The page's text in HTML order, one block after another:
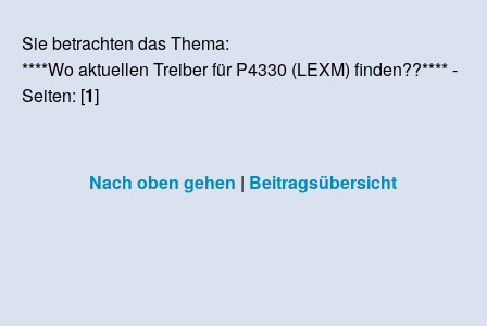
Sie betrachten das Thema:
****Wo aktuellen Treiber für P4330 (LEXM) finden??**** -
Seiten: [1]
Nach oben gehen | Beitragsübersicht